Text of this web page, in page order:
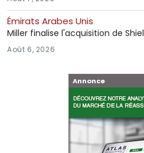
Émirats Arabes Unis
Miller finalise l'acquisition de
Août 6, 2026
Annonce